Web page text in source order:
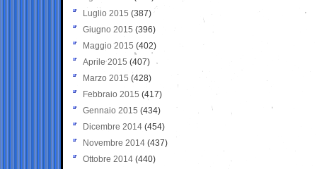
Luglio 2015 (387)
Giugno 2015 (396)
Maggio 2015 (402)
Aprile 2015 (407)
Marzo 2015 (428)
Febbraio 2015 (417)
Gennaio 2015 (434)
Dicembre 2014 (454)
Novembre 2014 (437)
Ottobre 2014 (440)